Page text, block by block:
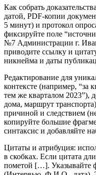
Как собрать
датой, PDF‑копии
5 минут) и протокол
фиксируйте поле
№7 Администрации г.
приводите ссылку и
никнейма и даты
Редактирование для
контексте (например, “за
тем же кварталом 2023”),
дома, маршрут
причиной и следствием
копируйте большие
синтаксис и добавляйте
Цитаты и атрибуция:
в скобках. Если цитата
пометой […]. Указывайте